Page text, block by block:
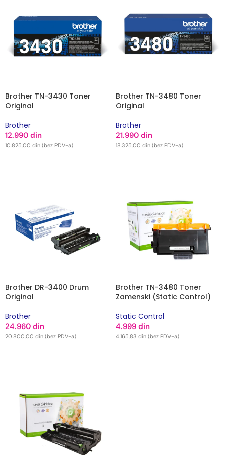
Brother TN-3430 Toner
Original
Brother
12.990 din
10.825,00 din (bez PDV-a)
Brother TN-3480 Toner
Original
Brother
21.990 din
18.325,00 din (bez PDV-a)
Brother DR-3400 Drum
Original
Brother
24.960 din
20.800,00 din (bez PDV-a)
Brother TN-3480 Toner
Zamenski (Static Control)
Static Control
4.999 din
4.165,83 din (bez PDV-a)